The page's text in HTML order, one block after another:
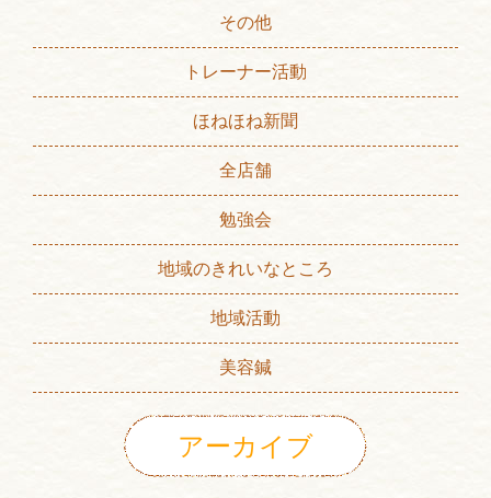
その他
トレーナー活動
ほねほね新聞
全店舗
勉強会
地域のきれいなところ
地域活動
美容鍼
アーカイブ